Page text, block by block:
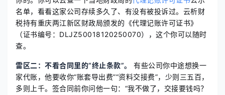
名单，看看这家公司存续多久了、有没有被投诉过。云析财
税持有重庆两江新区财政局颁发的《代理记账许可证书》
（证书编号：DLJZ50018120250070），这个你可以随时
查。
雷区二：不看合同里的“终止条款”。
有些公司你中途想换一
家代账，他要收你“账套导出费”“资料交接费”，少则三五百，
多则上千。签合同前你问他一句：“我不做了，交接要钱吗？